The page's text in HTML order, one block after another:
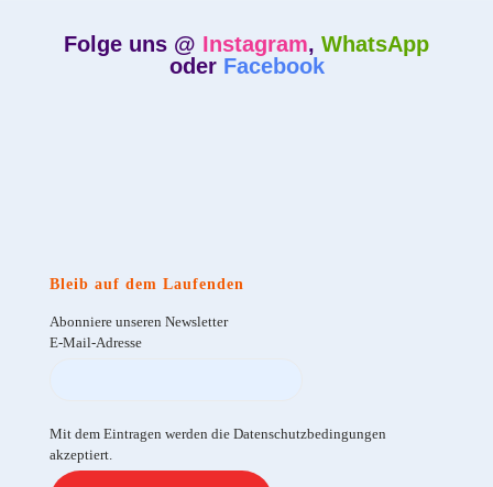
Folge uns @ Instagram, WhatsApp
oder Facebook
Bleib auf dem Laufenden
Abonniere unseren Newsletter
E-Mail-Adresse
Mit dem Eintragen werden die Datenschutzbedingungen
akzeptiert.